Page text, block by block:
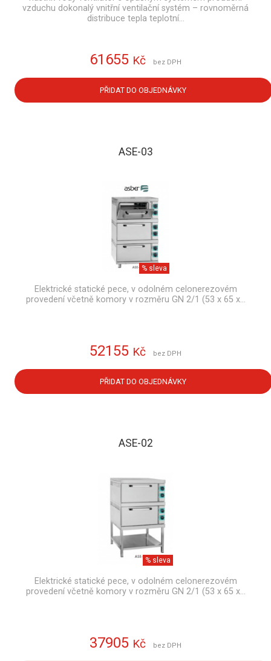
vzduchu dokonalý vnitřní ventilační systém – rovnoměrná
distribuce tepla teplotní…
61655 Kč bez DPH
PŘIDAT DO OBJEDNÁVKY
ASE-03
% sleva
Elektrické statické pece, v odolném celonerezovém
provedení včetně komory v rozměru GN 2/1 (53 x 65 x…
52155 Kč bez DPH
PŘIDAT DO OBJEDNÁVKY
ASE-02
% sleva
Elektrické statické pece, v odolném celonerezovém
provedení včetně komory v rozměru GN 2/1 (53 x 65 x…
37905 Kč bez DPH